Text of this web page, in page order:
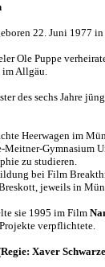
22. Juni 1977
Ole Puppe
im Allgäu.
des sechs Jahre
Heerwagen im
Meitner-Gymnasium
zu studieren.
bei Film
jeweils in
sie 1995 im Film
verpflichtete.
Xaver